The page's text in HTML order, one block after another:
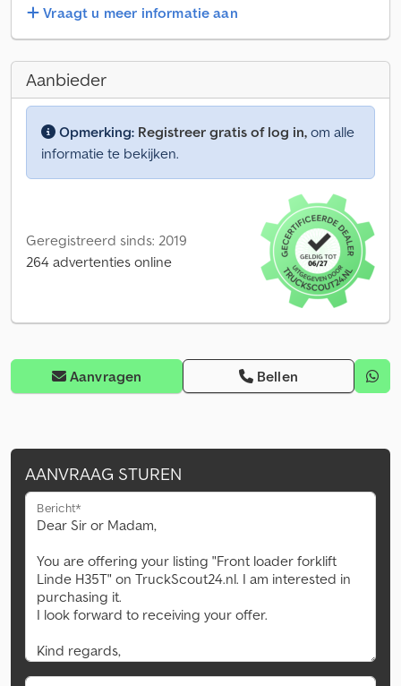
Vraagt u meer informatie aan
Aanbieder
Opmerking: Registreer gratis of log in, om alle
informatie te bekijken.
Geregistreerd sinds: 2019
264 advertenties online
Aanvragen Bellen
AANVRAAG STUREN
Bericht*